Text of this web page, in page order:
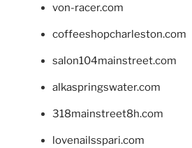
von-racer.com
coffeeshopcharleston.com
salon104mainstreet.com
alkaspringswater.com
318mainstreet8h.com
lovenailsspari.com